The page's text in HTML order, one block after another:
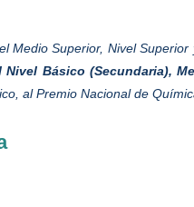
Medio Superior, Nivel
Básico (Secundaria),
al Premio Nacional de